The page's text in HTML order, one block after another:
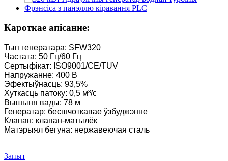
Кароткае апісанне:
Тып генератара: SFW320
Частата: 50 Гц/60 Гц
Сертыфікат: ISO9001/CE/TUV
Напружанне: 400 В
Эфектыўнасць: 93,5%
Хуткасць патоку: 0,5 м³/с
Вышыня вады: 78 м
Генератар: бесшчоткавае ўзбуджэнне
Клапан: клапан-матылёк
Матэрыял бегуна: нержавеючая сталь
Запыт